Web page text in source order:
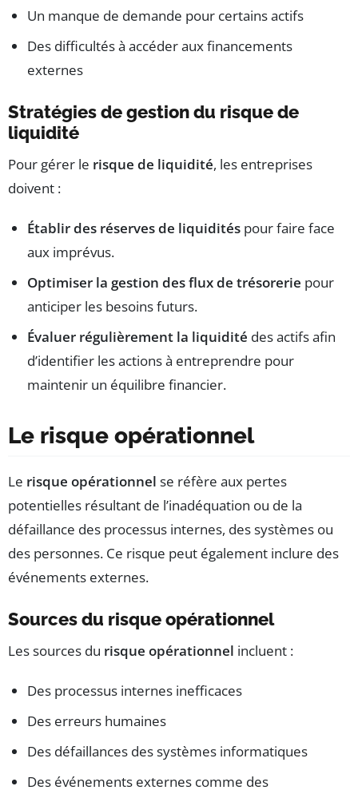
Un manque de demande pour certains actifs
Des difficultés à accéder aux financements
externes
Stratégies de gestion du risque de
liquidité
Pour gérer le risque de liquidité, les entreprises
doivent :
Établir des réserves de liquidités pour faire face
aux imprévus.
Optimiser la gestion des flux de trésorerie pour
anticiper les besoins futurs.
Évaluer régulièrement la liquidité des actifs afin
d’identifier les actions à entreprendre pour
maintenir un équilibre financier.
Le risque opérationnel
Le risque opérationnel se réfère aux pertes
potentielles résultant de l’inadéquation ou de la
défaillance des processus internes, des systèmes ou
des personnes. Ce risque peut également inclure des
événements externes.
Sources du risque opérationnel
Les sources du risque opérationnel incluent :
Des processus internes inefficaces
Des erreurs humaines
Des défaillances des systèmes informatiques
Des événements externes comme des